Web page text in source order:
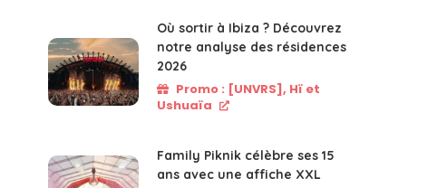
Où sortir à Ibiza ? Découvrez
notre analyse des résidences
2026
Promo : [UNVRS], Hï et
Ushuaïa
Family Piknik célèbre ses 15
ans avec une affiche XXL